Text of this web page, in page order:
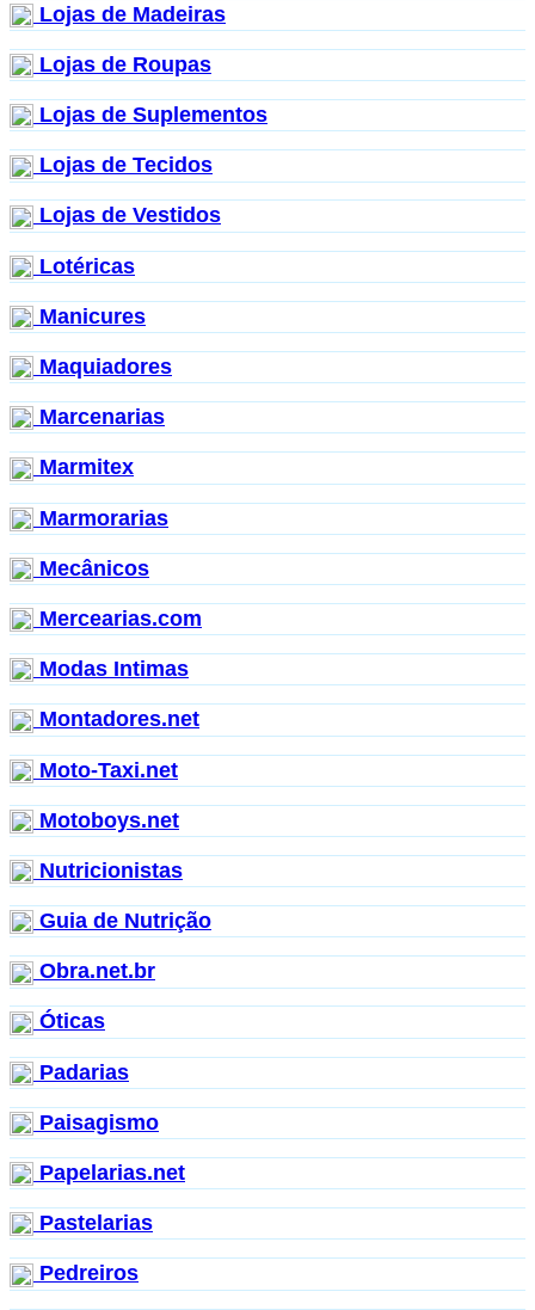
Lojas de Madeiras
Lojas de Roupas
Lojas de Suplementos
Lojas de Tecidos
Lojas de Vestidos
Lotéricas
Manicures
Maquiadores
Marcenarias
Marmitex
Marmorarias
Mecânicos
Mercearias.com
Modas Intimas
Montadores.net
Moto-Taxi.net
Motoboys.net
Nutricionistas
Guia de Nutrição
Obra.net.br
Óticas
Padarias
Paisagismo
Papelarias.net
Pastelarias
Pedreiros